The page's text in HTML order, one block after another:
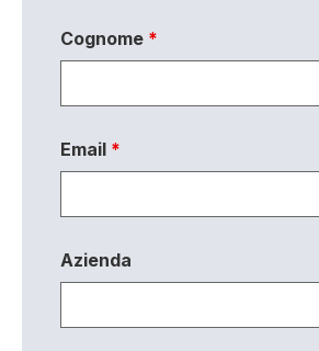
Cognome *
Email *
Azienda